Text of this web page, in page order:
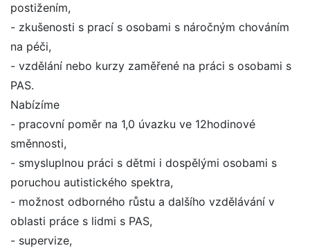
postižením,
- zkušenosti s prací s osobami s náročným chováním
na péči,
- vzdělání nebo kurzy zaměřené na práci s osobami s
PAS.
Nabízíme
- pracovní poměr na 1,0 úvazku ve 12hodinové
směnnosti,
- smysluplnou práci s dětmi i dospělými osobami s
poruchou autistického spektra,
- možnost odborného růstu a dalšího vzdělávání v
oblasti práce s lidmi s PAS,
- supervize,